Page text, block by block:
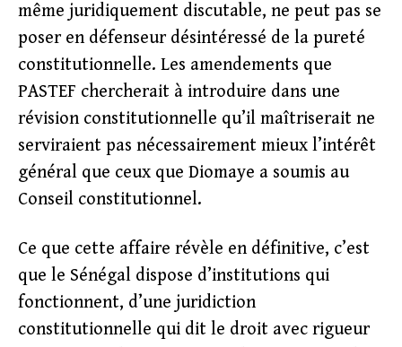
même juridiquement discutable, ne peut pas se
poser en défenseur désintéressé de la pureté
constitutionnelle. Les amendements que
PASTEF chercherait à introduire dans une
révision constitutionnelle qu’il maîtriserait ne
serviraient pas nécessairement mieux l’intérêt
général que ceux que Diomaye a soumis au
Conseil constitutionnel.
Ce que cette affaire révèle en définitive, c’est
que le Sénégal dispose d’institutions qui
fonctionnent, d’une juridiction
constitutionnelle qui dit le droit avec rigueur